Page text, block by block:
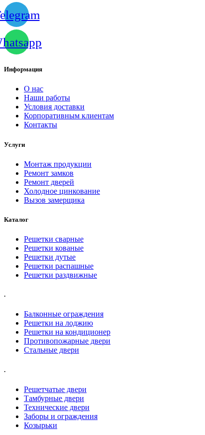
Информация
О нас
Наши работы
Условия доставки
Корпоративным клиентам
Контакты
Услуги
Монтаж продукции
Ремонт замков
Ремонт дверей
Холодное цинкование
Вызов замерщика
Каталог
Решетки сварные
Решетки кованые
Решетки дутые
Решетки распашные
Решетки раздвижные
.
Балконные ограждения
Решетки на лоджию
Решетки на кондиционер
Противопожарные двери
Стальные двери
.
Решетчатые двери
Тамбурные двери
Технические двери
Заборы и ограждения
Козырьки